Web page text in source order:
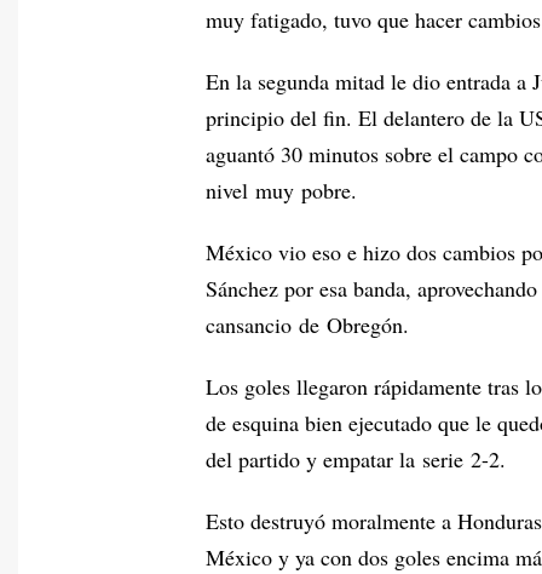
muy fatigado, tuvo que hacer
En la segunda mitad le dio entrada a
principio del fin. El delantero de la
aguantó 30 minutos sobre el campo
nivel muy pobre.
México vio eso e hizo dos cambios
Sánchez por esa banda,
cansancio de Obregón.
Los goles llegaron rápidamente tras
de esquina bien ejecutado que le
del partido y empatar la serie 2-2.
Esto destruyó moralmente a
México y ya con dos goles encima